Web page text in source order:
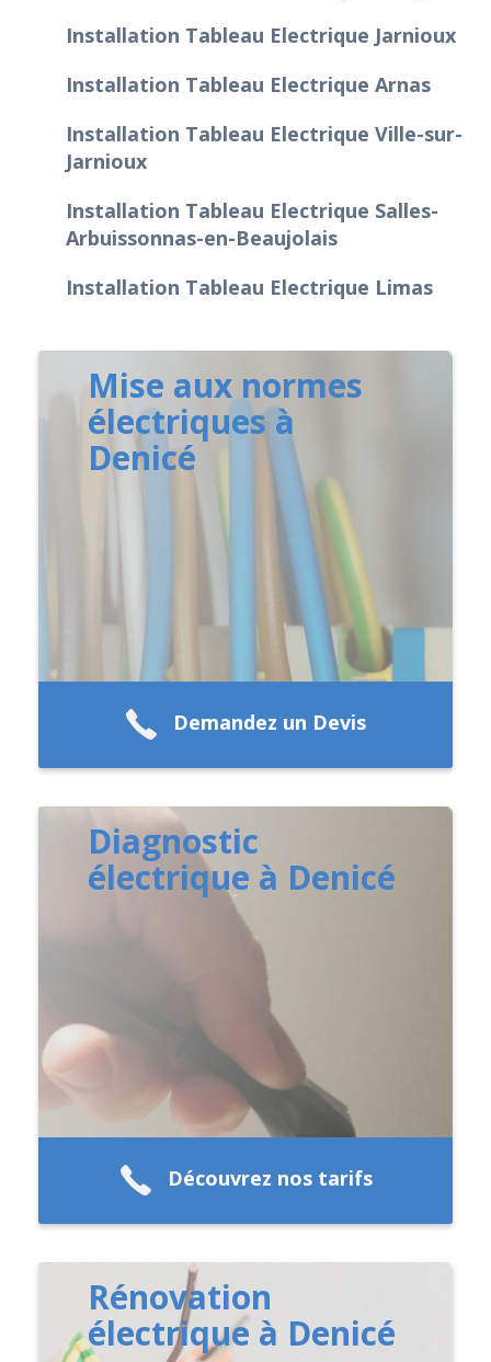
Installation Tableau Electrique Jarnioux
Installation Tableau Electrique Arnas
Installation Tableau Electrique Ville-sur-
Jarnioux
Installation Tableau Electrique Salles-
Arbuissonnas-en-Beaujolais
Installation Tableau Electrique Limas
Mise aux normes
électriques à
Denicé
Demandez un Devis
Diagnostic
électrique à Denicé
Découvrez nos tarifs
Rénovation
électrique à Denicé